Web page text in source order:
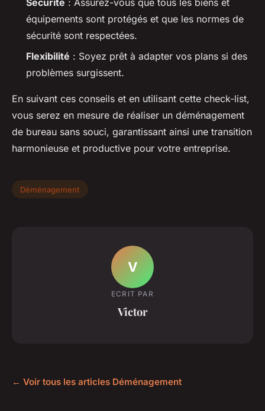
Sécurité : Assurez-vous que tous les biens et
équipements sont protégés et que les normes de
sécurité sont respectées.
Flexibilité : Soyez prêt à adapter vos plans si des
problèmes surgissent.
En suivant ces conseils et en utilisant cette check-list,
vous serez en mesure de réaliser un déménagement
de bureau sans souci, garantissant ainsi une transition
harmonieuse et productive pour votre entreprise.
Déménagement
V
ECRIT PAR
Victor
← Voir tous les articles Déménagement